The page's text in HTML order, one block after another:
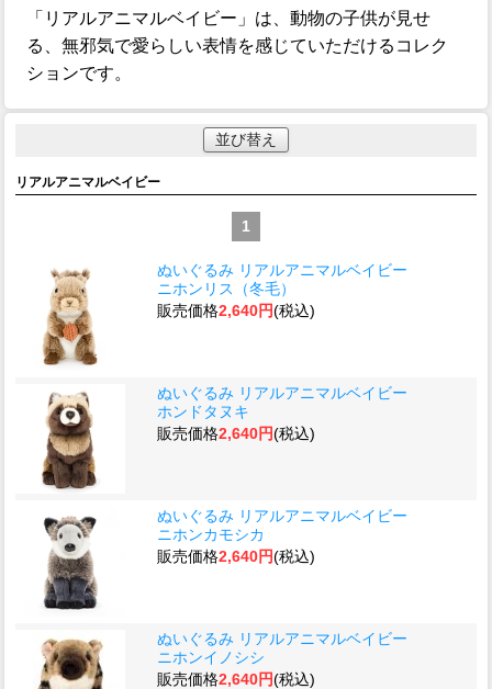
「リアルアニマルベイビー」は、動物の子供が見せ
る、無邪気で愛らしい表情を感じていただけるコレク
ションです。
並び替え
リアルアニマルベイビー
1
ぬいぐるみ リアルアニマルベイビー
ニホンリス（冬毛）
販売価格2,640円(税込)
ぬいぐるみ リアルアニマルベイビー
ホンドタヌキ
販売価格2,640円(税込)
ぬいぐるみ リアルアニマルベイビー
ニホンカモシカ
販売価格2,640円(税込)
ぬいぐるみ リアルアニマルベイビー
ニホンイノシシ
販売価格2,640円(税込)